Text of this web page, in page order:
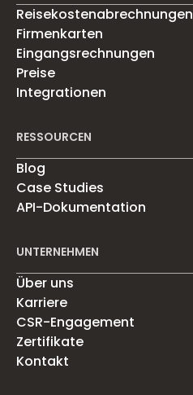
Reisekostenabrechnungen
Firmenkarten
Eingangsrechnungen
Preise
Integrationen
RESSOURCEN
Blog
Case Studies
API-Dokumentation
UNTERNEHMEN
Über uns
Karriere
CSR-Engagement
Zertifikate
Kontakt